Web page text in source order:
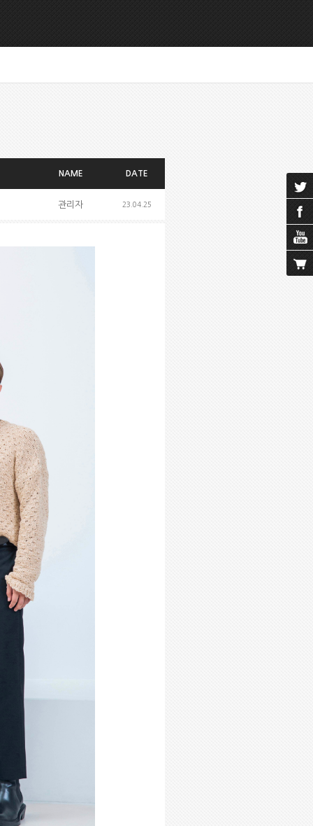
NAME DATE
관리자 23.04.25